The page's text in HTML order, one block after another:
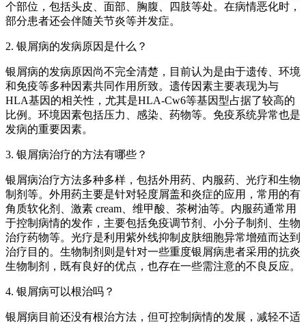
个部位，包括头皮、面部、胸腹、四肢等处。在病情恶化时，
部分患者还会伴随关节炎等并发症。
2. 银屑病的发病原因是什么？
银屑病的发病原因尚不完全清楚，目前认为是由于遗传、环境
和免疫等多种因素共同作用所致。遗传因素主要表现为与
HLA基因的相关性，尤其是HLA-Cw6等基因型占据了较高的
比例。环境因素包括压力、感染、药物等。免疫系统异常也是
发病的重要因素。
3. 银屑病治疗的方法有哪些？
银屑病治疗方法多种多样，包括外用药、内服药、光疗和生物
制剂等。外用药主要是针对轻度屑盖和炎症的应用，常用的有
角质软化剂、激素 cream、维甲酸、茶树油等。内服药通常用
于控制病情的发作，主要包括免疫调节剂、小分子制剂、生物
治疗药物等。光疗是利用紫外线抑制皮肤细胞异常增殖而达到
治疗目的。生物制剂则是针对一些重度银屑病患者采用的抗炎
生物制剂，既有良好的优点，也存在一些需注意的不良反应。
4. 银屑病可以根治吗？
银屑病目前还没有根治方法，但可控制病情的发展，减轻不适